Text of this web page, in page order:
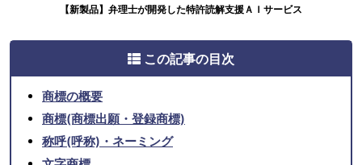
【新製品】弁理士が開発した特許読解支援ＡＩサービス
この記事の目次
商標の概要
商標(商標出願・登録商標)
称呼(呼称)・ネーミング